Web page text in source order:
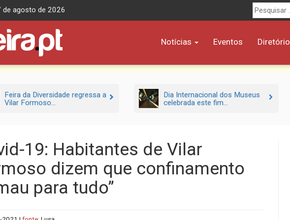
de agosto de 2026
Procurar
por:
Notícias Eventos Diretório
Feira da Diversidade regressa a
Vilar Formoso...
Dia Internacional dos Museus
celebrada este fim...
19: Habitantes de Vilar
dizem que confinamento
para tudo”